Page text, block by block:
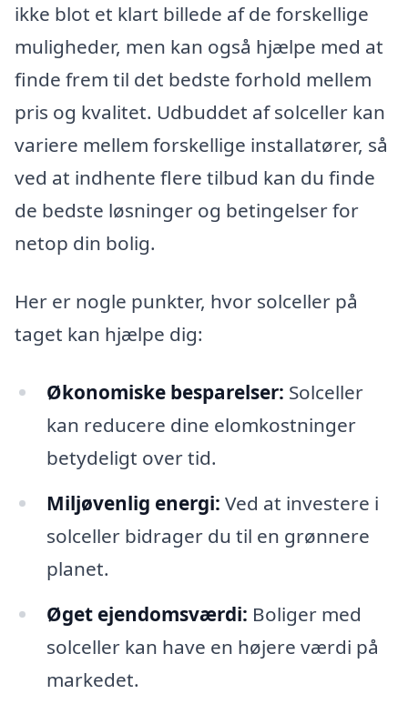
ikke blot et klart billede af de forskellige
muligheder, men kan også hjælpe med at
finde frem til det bedste forhold mellem
pris og kvalitet. Udbuddet af solceller kan
variere mellem forskellige installatører, så
ved at indhente flere tilbud kan du finde
de bedste løsninger og betingelser for
netop din bolig.
Her er nogle punkter, hvor solceller på
taget kan hjælpe dig:
Økonomiske besparelser: Solceller
kan reducere dine elomkostninger
betydeligt over tid.
Miljøvenlig energi: Ved at investere i
solceller bidrager du til en grønnere
planet.
Øget ejendomsværdi: Boliger med
solceller kan have en højere værdi på
markedet.